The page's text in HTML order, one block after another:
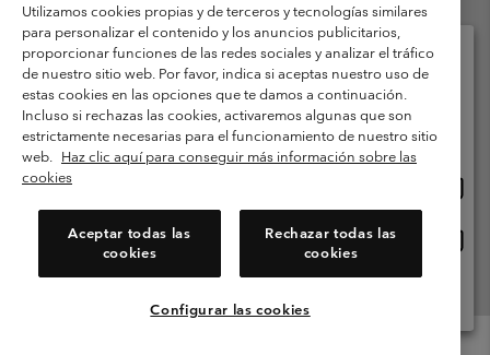
Condiciones de uso
Terminos de Venta
Garantía
Política de Privacidad
Términos y condiciones del programa de miembros
Términos De Uso Del Contenido Generado Por Los Usuarios
Impressum
Cookies Public CBCR
Utilizamos cookies propias y de terceros y tecnologías similares
para personalizar el contenido y los anuncios publicitarios,
proporcionar funciones de las redes sociales y analizar el tráfico
de nuestro sitio web. Por favor, indica si aceptas nuestro uso de
estas cookies en las opciones que te damos a continuación.
Incluso si rechazas las cookies, activaremos algunas que son
estrictamente necesarias para el funcionamiento de nuestro sitio
web. Haz clic aquí para conseguir más información sobre las
cookies
Aceptar todas las
cookies
Rechazar todas las
cookies
Configurar las cookies
Selecciona tu país e idioma envío
Compras en línea disponibles
línea
España
Ver Todos Los Países